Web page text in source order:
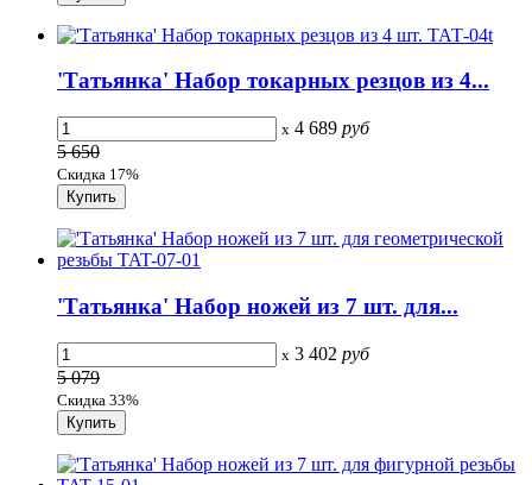
'Татьянка' Набор токарных резцов из 4...
x 4 689 руб
5 650
Скидка 17%
'Татьянка' Набор ножей из 7 шт. для...
x 3 402 руб
5 079
Скидка 33%